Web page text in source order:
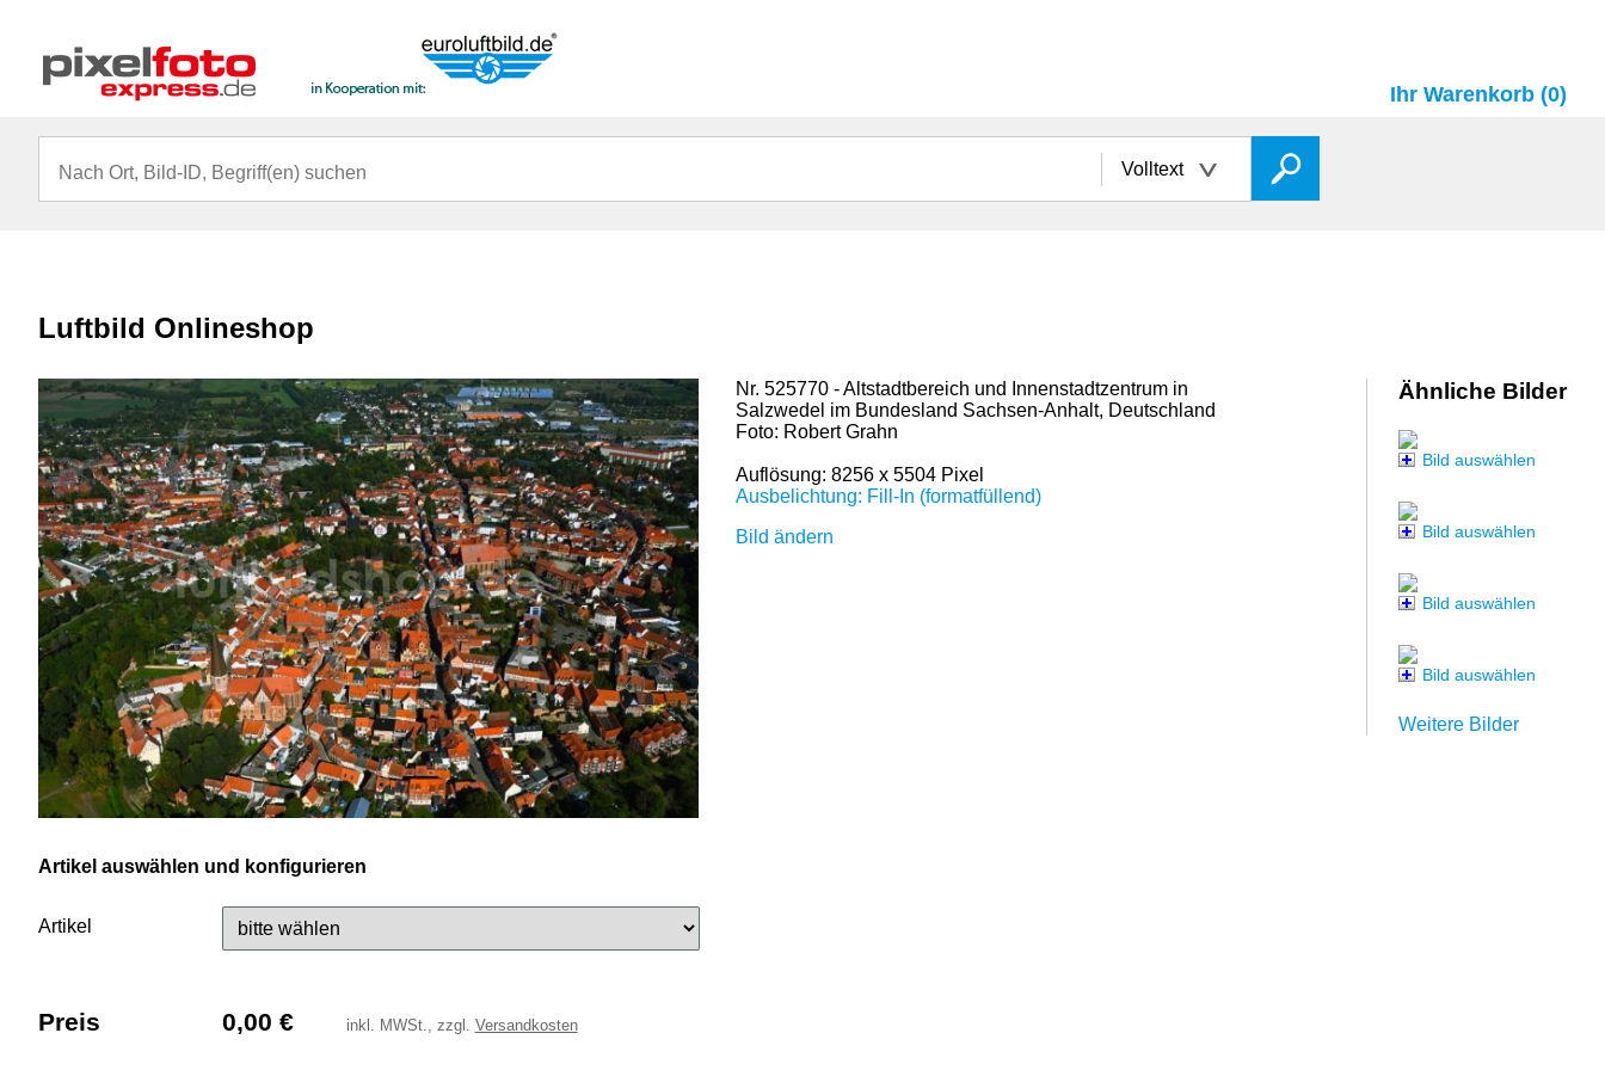
Ihr Warenkorb (0)
Volltext
Luftbild Onlineshop
Nr. 525770 - Altstadtbereich und Innenstadtzentrum in
Salzwedel im Bundesland Sachsen-Anhalt, Deutschland
Foto: Robert Grahn
Auflösung: 8256 x 5504 Pixel
Ausbelichtung: Fill-In (formatfüllend)
Bild ändern
Artikel auswählen und konfigurieren
Artikel
Preis 0,00 € inkl. MWSt., zzgl. Versandkosten
Ähnliche Bilder
Bild auswählen
Bild auswählen
Bild auswählen
Bild auswählen
Weitere Bilder